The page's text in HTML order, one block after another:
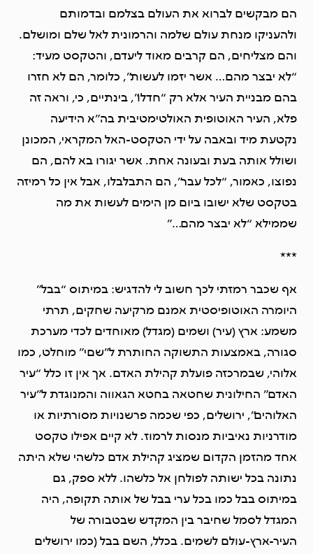
הם מבקשים לברוא את העולם בצלמם ובדמותם
ולהעניקו מנחת עולם שלמה והרמונית לאל שלם ומושלם.
והם מצליחים, הם קרבים מאוד ליעדם, והטקסט מעיד:
“לא יבצר מהם… אשר יזמו לעשות”, כלומר, הם לא חזרו
בהם מבניית העיר אלא רק “חדלו”, בינתיים, כי, וראה זה
פלא, העיר האוטופית האולטימטיבית בה”א הידיעה
נקטעת מיד ובאבה על ידי הטקסט-האל המקראי, המכונן
ושולל אותה בעת ובעונה אחת. אשר יגורו בא להם, הם
נפוצו, כאמור, “לכל עבר”, הם התבלבלו, אבל אין כל רמיזה
בטקסט שלא ישובו ביום מן הימים לעשות את מה
שממילא “לא יבצר מהם…”
***
אף שכבר רמזתי לכך חשוב לי להדגיש: במיתוס “בבל”
היומרה האוטופיסטית אמנם מרקיעה שחקים, תרתי
משמע: ארץ (עיר) ושמים (מגדל) מאוחדים לכדי מערכת
סגורה, באמצעות התשוקה החותרת ל”שםי” מוחלט, כמו
אלוהי, שבמרכזה פועלת קהילת האדם. אך אין זו כלל “עיר
האדם” החילונית שחטאה בחטא הגאווה והמנוגדת ל”עיר
האלוהים”, ירושלים, כפי שכמה פרשנויות מסורתיות או
מודרניות נאיביות מנסות לרמוז. לא קיים אפילו טקסט
אחד מהזמן הקדום שמציג קהילת אדם כלשהי שלא היתה
נתונה בכל ישותה לפולחן אל כלשהו. ללא ספק, גם
במיתוס בבל כמו בכל ערי בבל של אותה תקופה, היה
המגדל לסמל שחיבר בין המקדש שבטבורה של
העיר-ארץ-עולם לשמים. בכלל, השם בבל (כמו ירושלים